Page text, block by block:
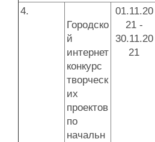
4.
Городско
й
интернет
конкурс
творческ
их
проектов
по
начальн
01.11.20
21 -
30.11.20
21